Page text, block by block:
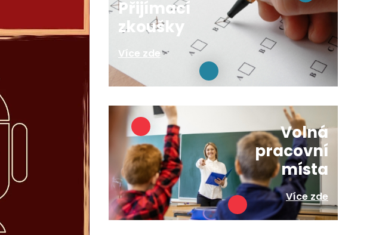
Přijímací
zkoušky
Více zde
Volná
pracovní
místa
Více zde